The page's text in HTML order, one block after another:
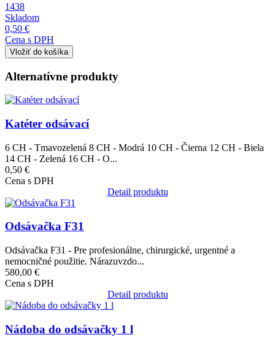
1438
Skladom
0,50 €
Cena s DPH
Alternatívne produkty
Obrázok
Katéter odsávací
6 CH - Tmavozelená 8 CH - Modrá 10 CH - Čierna 12 CH - Biela
14 CH - Zelená 16 CH - O...
0,50 €
Cena s DPH
Detail produktu
Obrázok
Odsávačka F31
Odsávačka F31 - Pre profesionálne, chirurgické, urgentné a
nemocničné použitie. Nárazuvzdo...
580,00 €
Cena s DPH
Detail produktu
Obrázok
Nádoba do odsávačky 1 l